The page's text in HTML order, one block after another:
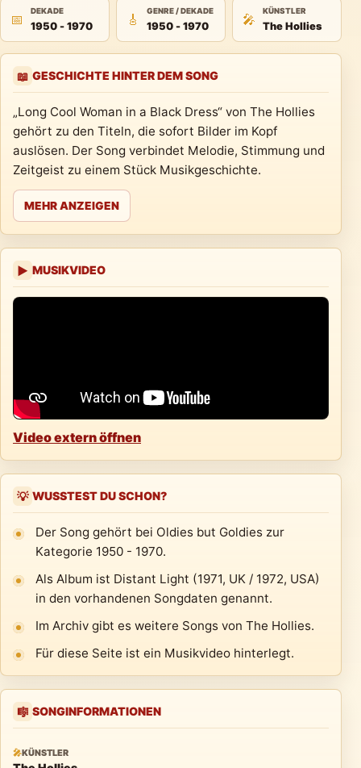
📅
DEKADE
1950 - 1970 🎸
GENRE / DEKADE
1950 - 1970 🎤
KÜNSTLER
The Hollies
📖 GESCHICHTE HINTER DEM SONG
„Long Cool Woman in a Black Dress“ von The Hollies
gehört zu den Titeln, die sofort Bilder im Kopf
auslösen. Der Song verbindet Melodie, Stimmung und
Zeitgeist zu einem Stück Musikgeschichte.
MEHR ANZEIGEN
▶ MUSIKVIDEO
Video extern öffnen
💡 WUSSTEST DU SCHON?
Der Song gehört bei Oldies but Goldies zur
Kategorie 1950 - 1970.
Als Album ist Distant Light (1971, UK / 1972, USA)
in den vorhandenen Songdaten genannt.
Im Archiv gibt es weitere Songs von The Hollies.
Für diese Seite ist ein Musikvideo hinterlegt.
🎼 SONGINFORMATIONEN
🎤KÜNSTLER